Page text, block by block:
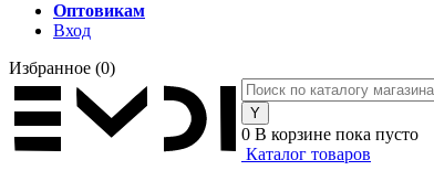
Оптовикам
Вход
Избранное (0)
0 В корзине пока пусто
Каталог товаров